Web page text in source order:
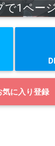
で1ペー
気に入り登録